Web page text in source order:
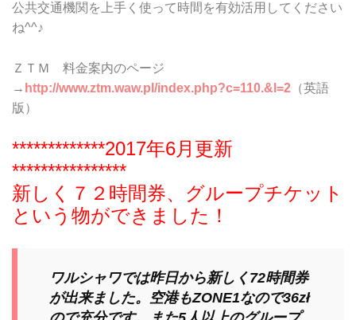
公共交通機関を上手く使って時間を有効活用してください
ね^^♪
ＺＴＭ 料金案内のページ
→ http://www.ztm.waw.pl/index.php?c=110.&l=2 （英語
版）
*************2017年6月更新
****************
新しく７２時間券、グループチケット
という物ができました！
ワルシャワでは昨日から新しく72時間券
が出来ました。空港もZONE1なので36zł